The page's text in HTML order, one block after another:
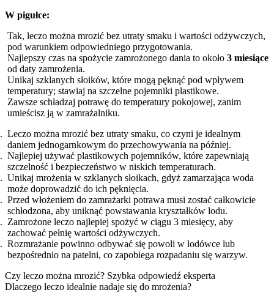
W pigułce:
Tak, leczo można mrozić bez utraty smaku i wartości odżywczych,
pod warunkiem odpowiedniego przygotowania.
Najlepszy czas na spożycie zamrożonego dania to około 3 miesiące
od daty zamrożenia.
Unikaj szklanych słoików, które mogą pęknąć pod wpływem
temperatury; stawiaj na szczelne pojemniki plastikowe.
Zawsze schładzaj potrawę do temperatury pokojowej, zanim
umieścisz ją w zamrażalniku.
Leczo można mrozić bez utraty smaku, co czyni je idealnym
daniem jednogarnkowym do przechowywania na później.
Najlepiej używać plastikowych pojemników, które zapewniają
szczelność i bezpieczeństwo w niskich temperaturach.
Unikaj mrożenia w szklanych słoikach, gdyż zamarzająca woda
może doprowadzić do ich pęknięcia.
Przed włożeniem do zamrażarki potrawa musi zostać całkowicie
schłodzona, aby uniknąć powstawania kryształków lodu.
Zamrożone leczo najlepiej spożyć w ciągu 3 miesięcy, aby
zachować pełnię wartości odżywczych.
Rozmrażanie powinno odbywać się powoli w lodówce lub
bezpośrednio na patelni, co zapobiega rozpadaniu się warzyw.
Czy leczo można mrozić? Szybka odpowiedź eksperta
Dlaczego leczo idealnie nadaje się do mrożenia?